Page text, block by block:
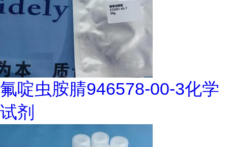
氟啶虫胺腈946578-00-3化学
试剂